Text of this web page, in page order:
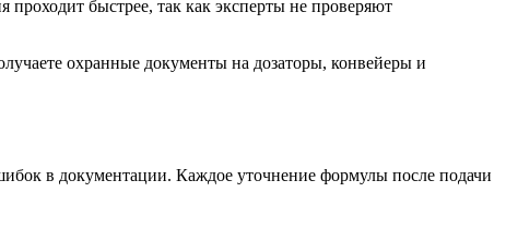
быстрее, так как эксперты не проверяют
охранные документы на дозаторы, конвейеры и
в документации. Каждое уточнение формулы после подачи